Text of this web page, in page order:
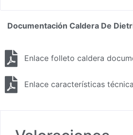
Documentación Caldera De
Enlace folleto caldera
Enlace características